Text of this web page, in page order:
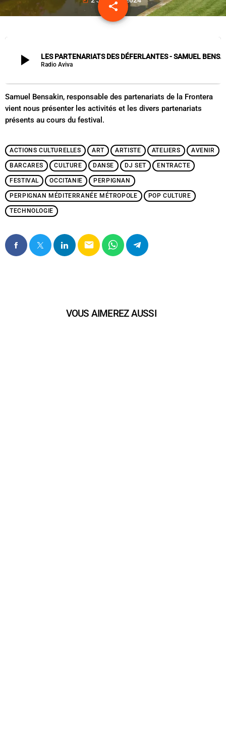
share
email
play_arrow LES PARTENARIATS DES DÉFERLANTES - SAMUEL BENSAKIN, RESPONSABLE DES PARTENARIATS DE LA FRONTERA
Radio Aviva
Samuel Bensakin, responsable des partenariats de la Frontera
vient nous présenter les activités et les divers partenariats
présents au cours du festival.
ACTIONS CULTURELLES ART ARTISTE ATELIERS AVENIR
BARCARES CULTURE DANSE DJ SET ENTRACTE
FESTIVAL OCCITANIE PERPIGNAN
PERPIGNAN MÉDITERRANÉE MÉTROPOLE POP CULTURE
TECHNOLOGIE
email
VOUS AIMEREZ AUSSI